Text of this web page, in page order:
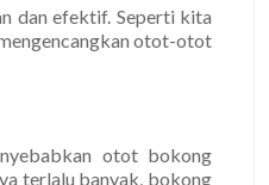
dan efektif. Seperti kita
otot-otot
otot bokong
terlalu banyak, bokong